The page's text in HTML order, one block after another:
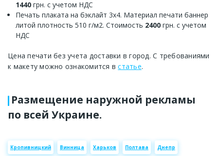
1440 грн. с учетом НДС
Печать плаката на бэклайт 3х4. Материал печати баннер
литой плотность 510 г/м2. Стоимость 2400 грн. с учетом
НДС
Цена печати без учета доставки в город. С требованиями
к макету можно ознакомится встатье.
Размещение наружной рекламы
по всей Украине.
Кропивницкий Винница Харьков Полтава Днепр